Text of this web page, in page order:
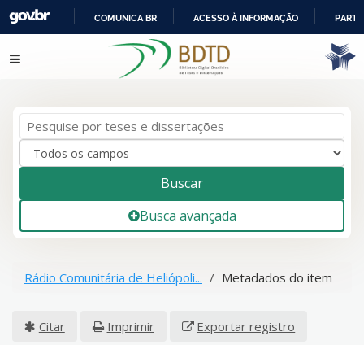
IR
PARA
COMUNICA BR ACESSO À INFORMAÇÃO
Pular para o conteúdo
Buscar
Busca avançada
Rádio Comunitária de Heliópoli... Metadados do item
Citar Imprimir Exportar registro